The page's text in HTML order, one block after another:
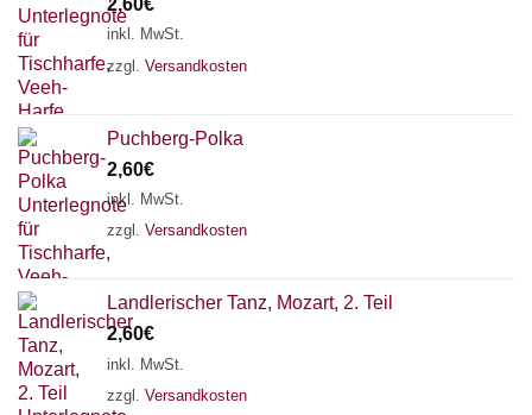
2,60€
inkl. MwSt.
zzgl. Versandkosten
Puchberg-Polka
2,60€
inkl. MwSt.
zzgl. Versandkosten
Landlerischer Tanz, Mozart, 2. Teil
2,60€
inkl. MwSt.
zzgl. Versandkosten